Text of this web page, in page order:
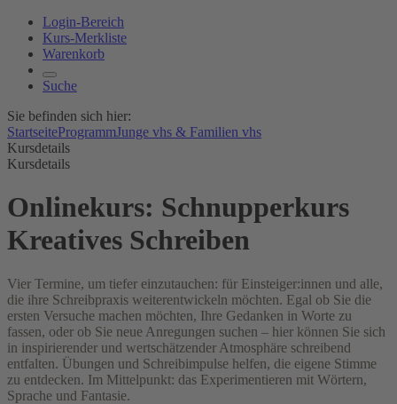
Login-Bereich
Kurs-Merkliste
Warenkorb
Suche
Sie befinden sich hier:
StartseiteProgrammJunge vhs & Familien vhs
Kursdetails
Kursdetails
Onlinekurs: Schnupperkurs
Kreatives Schreiben
Vier Termine, um tiefer einzutauchen: für Einsteiger:innen und alle,
die ihre Schreibpraxis weiterentwickeln möchten. Egal ob Sie die
ersten Versuche machen möchten, Ihre Gedanken in Worte zu
fassen, oder ob Sie neue Anregungen suchen – hier können Sie sich
in inspirierender und wertschätzender Atmosphäre schreibend
entfalten. Übungen und Schreibimpulse helfen, die eigene Stimme
zu entdecken. Im Mittelpunkt: das Experimentieren mit Wörtern,
Sprache und Fantasie.